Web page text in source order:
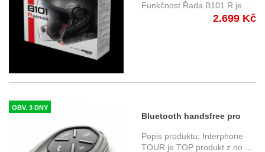
Funkčnost Řada B101 R je
2.699 Kč
OBV. 3 DNY
Bluetooth handsfree pro
uzavřené a otevřené přilby
CellularLine Interphone
Popis produktu: Interphone
TOUR je TOP produkt z no